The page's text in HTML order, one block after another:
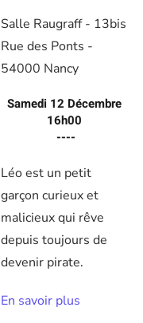
Salle Raugraff - 13bis
Rue des Ponts -
54000 Nancy
Samedi 12 Décembre
16h00
----
Léo est un petit
garçon curieux et
malicieux qui rêve
depuis toujours de
devenir pirate.
En savoir plus